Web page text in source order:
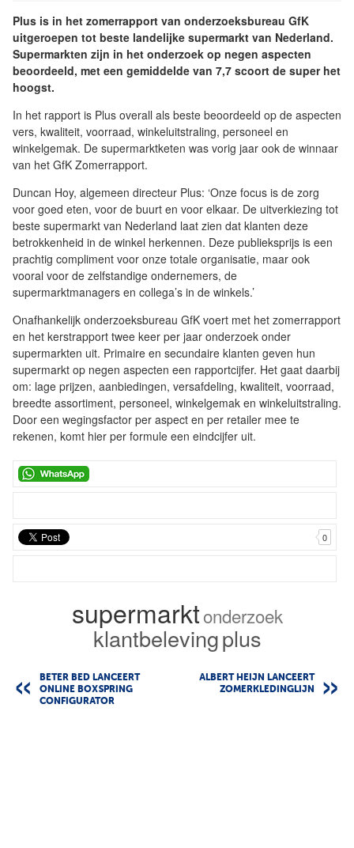
Plus is in het zomerrapport van onderzoeksbureau GfK
uitgeroepen tot beste landelijke supermarkt van Nederland.
Supermarkten zijn in het onderzoek op negen aspecten
beoordeeld, met een gemiddelde van 7,7 scoort de super het
hoogst.
In het rapport is Plus overall als beste beoordeeld op de aspecten
vers, kwaliteit, voorraad, winkeluitstraling, personeel en
winkelgemak. De supermarktketen was vorig jaar ook de winnaar
van het GfK Zomerrapport.
Duncan Hoy, algemeen directeur Plus: ‘Onze focus is de zorg
voor goed eten, voor de buurt en voor elkaar. De uitverkiezing tot
beste supermarkt van Nederland laat zien dat klanten deze
betrokkenheid in de winkel herkennen. Deze publieksprijs is een
prachtig compliment voor onze totale organisatie, maar ook
vooral voor de zelfstandige ondernemers, de
supermarktmanagers en collega’s in de winkels.’
Onafhankelijk onderzoeksbureau GfK voert met het zomerrapport
en het kerstrapport twee keer per jaar onderzoek onder
supermarkten uit. Primaire en secundaire klanten geven hun
supermarkt op negen aspecten een rapportcijfer. Het gaat daarbij
om: lage prijzen, aanbiedingen, versafdeling, kwaliteit, voorraad,
breedte assortiment, personeel, winkelgemak en winkeluitstraling.
Door een wegingsfactor per aspect en per retailer mee te
rekenen, komt hier per formule een eindcijfer uit.
0
supermarktonderzoek
klantbelevingplus
BETER BED LANCEERT
ONLINE BOXSPRING
CONFIGURATOR
ALBERT HEIJN LANCEERT
ZOMERKLEDINGLIJN